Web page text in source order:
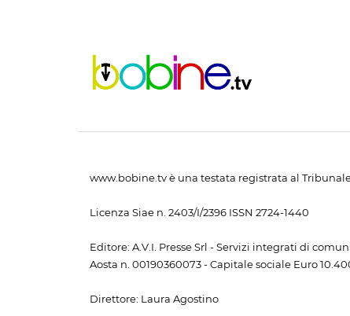
www.bobine.tv è una testata registrata al
Licenza Siae n. 2403/I/2396 ISSN 2724-1440
Editore: A.V.I. Presse Srl - Servizi integrati di
Aosta n. 00190360073 - Capitale sociale Euro
Direttore: Laura Agostino